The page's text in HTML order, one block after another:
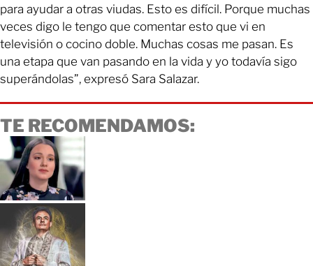
para ayudar a otras viudas. Esto es difícil. Porque muchas
veces digo le tengo que comentar esto que vi en
televisión o cocino doble. Muchas cosas me pasan. Es
una etapa que van pasando en la vida y yo todavía sigo
superándolas”, expresó Sara Salazar.
TE RECOMENDAMOS: